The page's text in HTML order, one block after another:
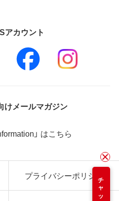
チャット
アカウント
けメールマガジン
」 はこちら
プライバシーポリシー